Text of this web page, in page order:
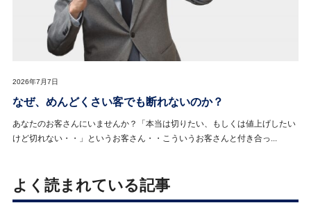
2026年7月7日
なぜ、めんどくさい客でも断れないのか？
あなたのお客さんにいませんか？「本当は切りたい、もしくは値上げしたい
けど切れない・・」というお客さん・・こういうお客さんと付き合っ...
よく読まれている記事